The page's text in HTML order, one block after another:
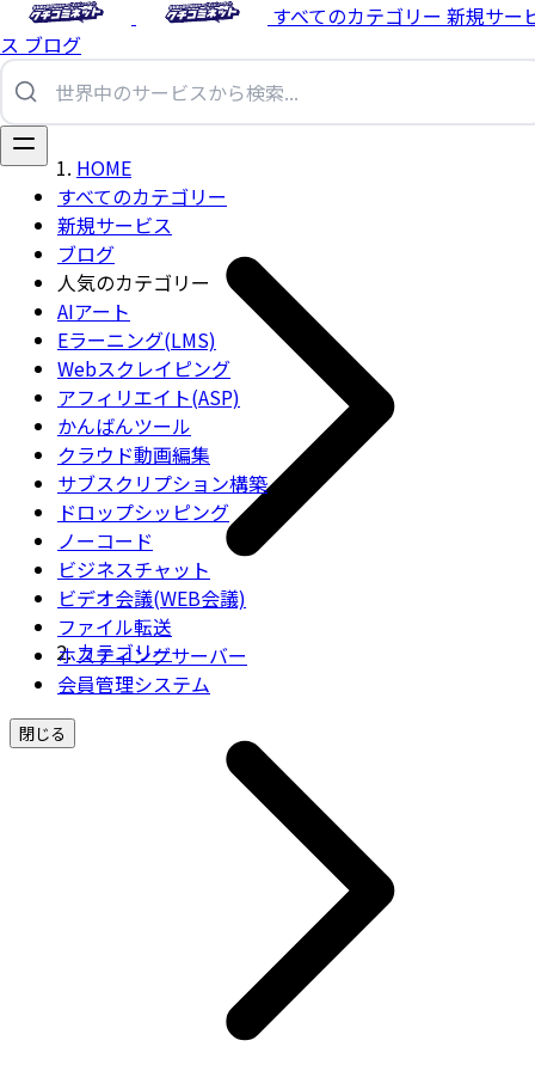
すべてのカテゴリー 新規サー
ス ブログ
すべてのカテゴリー
新規サービス
ブログ
人気のカテゴリー
AIアート
Eラーニング(LMS)
Webスクレイピング
アフィリエイト(ASP)
かんばんツール
クラウド動画編集
サブスクリプション構築
ドロップシッピング
ノーコード
ビジネスチャット
ビデオ会議(WEB会議)
ファイル転送
ホスティングサーバー
会員管理システム
閉じる
HOME
カテゴリー